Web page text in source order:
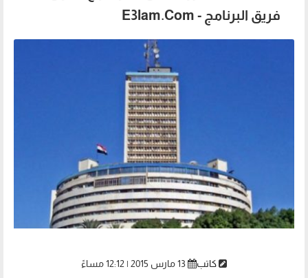
فريق البرنامج - E3lam.Com
كاتب